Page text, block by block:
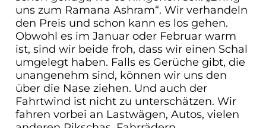
uns zum Ramana Ashram“. Wir verhandeln
den Preis und schon kann es los gehen.
Obwohl es im Januar oder Februar warm
ist, sind wir beide froh, dass wir einen Schal
umgelegt haben. Falls es Gerüche gibt, die
unangenehm sind, können wir uns den
über die Nase ziehen. Und auch der
Fahrtwind ist nicht zu unterschätzen. Wir
fahren vorbei an Lastwägen, Autos, vielen